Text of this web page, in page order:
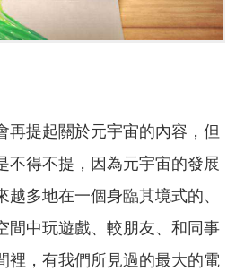
再提起關於元宇宙的內容，但
不得不提，因為元宇宙的發展
多地在一個身臨其境式的、
間中玩遊戲、較朋友、和同事
裡，有我們所見過的最大的電